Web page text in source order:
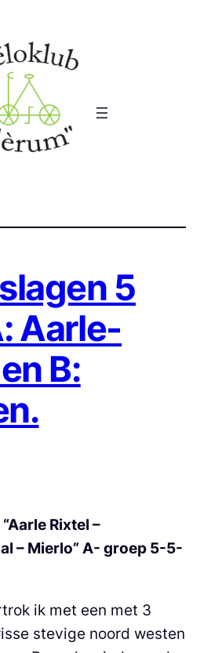
5
Aarle-
B:
Rixtel –
– Mierlo” A- groep 5-5-
ik met een met 3
stevige noord westen